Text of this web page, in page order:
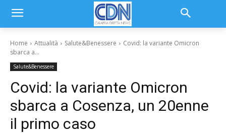
Home Attualità Salute&Benessere
Covid: la variante Omicron
sbarca a...
Salute&Benessere
Covid: la variante Omicron
sbarca a Cosenza, un 20enne
il primo caso